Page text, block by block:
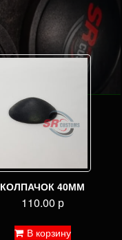
КОЛПАЧОК 40ММ
110.00 р
В корзину